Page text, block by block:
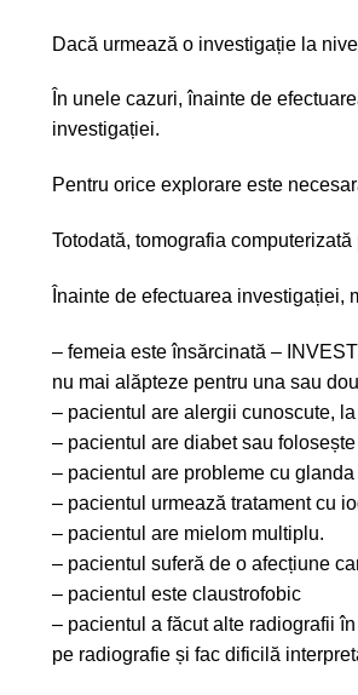
Dacă urmează o investigație la
În unele cazuri, înainte de
investigației.
Pentru orice explorare este
Totodată, tomografia
Înainte de efectuarea investigației,
– femeia este însărcinată –
nu mai alăpteze pentru una sau
– pacientul are alergii cunoscute,
– pacientul are diabet sau
– pacientul are probleme cu
– pacientul urmează tratament cu
– pacientul are mielom multiplu.
– pacientul suferă de o afecțiune
– pacientul este claustrofobic
– pacientul a făcut alte radiografii
pe radiografie și fac dificilă